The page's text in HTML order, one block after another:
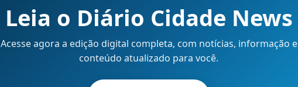
Leia o Diário Cidade News
Acesse agora a edição digital completa, com notícias, informação e
conteúdo atualizado para você.